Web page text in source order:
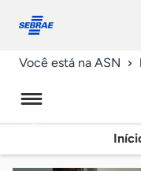
conosco
Você está na ASN